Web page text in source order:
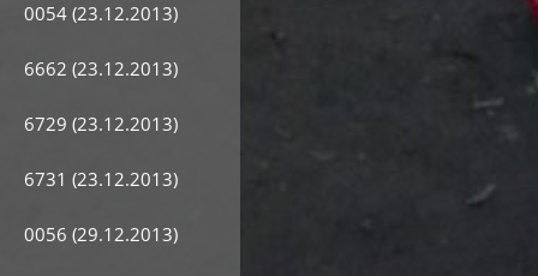
0054 (23.12.2013)
6662 (23.12.2013)
6729 (23.12.2013)
6731 (23.12.2013)
0056 (29.12.2013)